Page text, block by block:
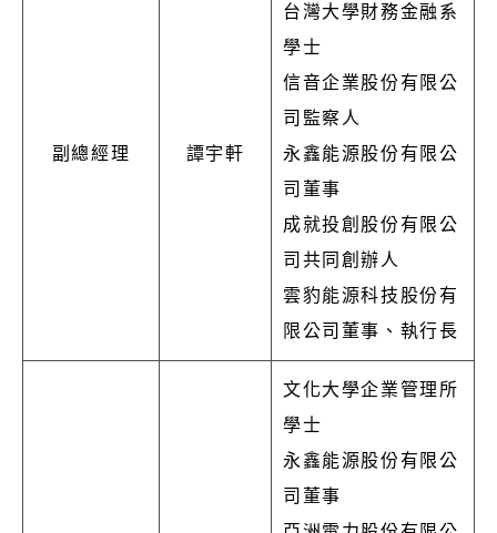
副總經理 譚宇軒
台灣大學財務金融系
學士
信音企業股份有限公
司監察人
永鑫能源股份有限公
司董事
成就投創股份有限公
司共同創辦人
雲豹能源科技股份有
限公司董事、執行長
文化大學企業管理所
學士
永鑫能源股份有限公
司董事